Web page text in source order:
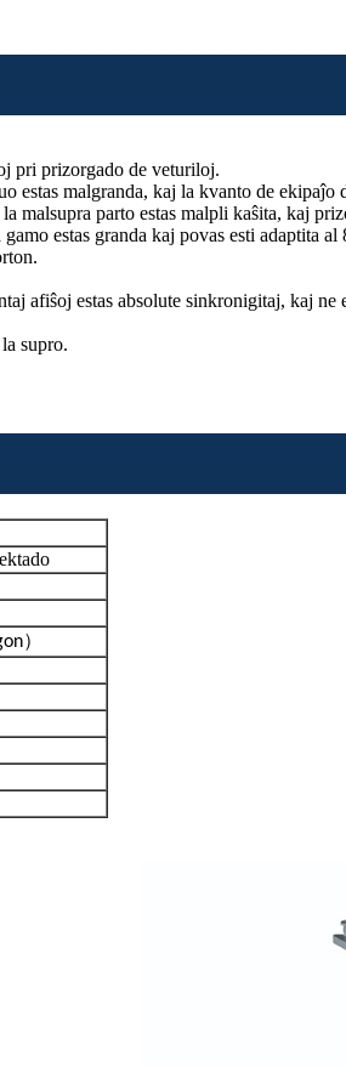
pri prizorgado de veturiloj.
malgranda, kaj la kvanto de ekipaĵo
parto estas malpli kaŝita, kaj
estas granda kaj povas esti adaptita
afiŝoj estas absolute sinkronigitaj, kaj
supro.
）